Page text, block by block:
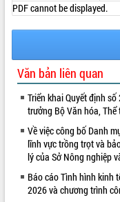
VIDEO
Loading the player...
PDF cannot be displayed.
Văn bản liên quan
Triển khai Quyết định
trưởng Bộ Văn hóa, Thể
Về việc công bố Danh
lĩnh vực trồng trọt và
lý của Sở Nông nghiệp
Báo cáo Tình hình kinh
2026 và chương trình